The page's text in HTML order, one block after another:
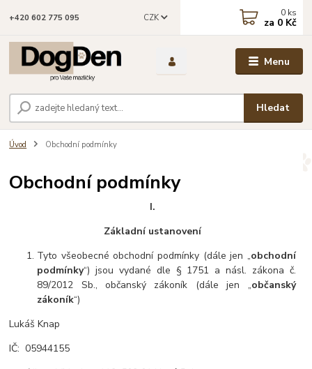
Menu
CZK
Hledat
+420 602 775 095 0 ks
za 0 Kč
Úvod Obchodní podmínky
Obchodní podmínky
I.
Základní ustanovení
Tyto všeobecné obchodní podmínky (dále jen „obchodní
podmínky“) jsou vydané dle § 1751 a násl. zákona č.
89/2012 Sb., občanský zákoník (dále jen „občanský
zákoník“)
Lukáš Knap
IČ: 05944155